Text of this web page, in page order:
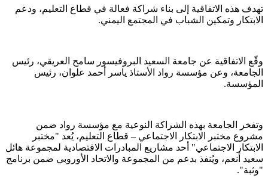
تهدف هذه الاتفاقية إلى بناء شراكة فعالة في قطاع التعليم، ودعم
الابتكار وتمكين الشباب في المجتمع اليمني.
وقّع الاتفاقية عن جامعة السعيد البروفيسور سامح العريقي، رئيس
الجامعة، وعن مؤسسة رواد الأستاذ ياسر أحمد علوان، رئيس
المؤسسة.
وتفخر الجامعة بهذه الشراكة النوعية مع مؤسسة رواد ضمن
مشروع مختبر الابتكار الاجتماعي – قطاع التعليم، يُعد "مختبر
الابتكار الاجتماعي" أحد مشاريع المبادرات الاقتصادية لمجموعة هائل
سعيد أنعم، ويُنفذ بدعم من المجموعة والاتحاد الأوروبي ضمن برنامج
"وثبة".